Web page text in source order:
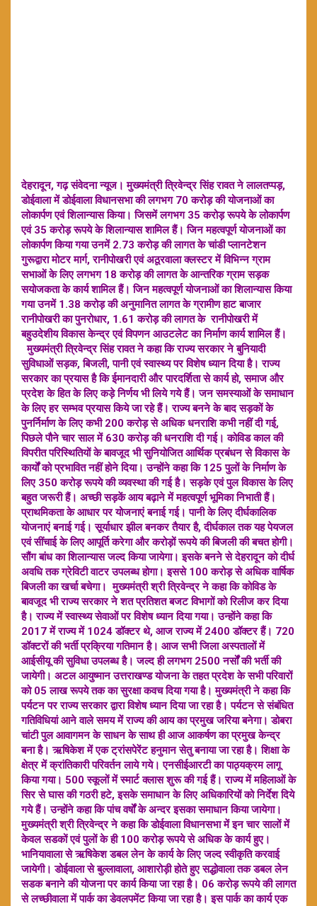
देहरादून, गढ़ संवेदना न्यूज। मुख्यमंत्री त्रिवेन्द्र सिंह रावत ने लालतप्पड़,
डोईवाला में डोईवाला विधानसभा की लगभग 70 करोड़ की योजनाओं का
लोकार्पण एवं शिलान्यास किया। जिसमें लगभग 35 करोड़ रूपये के लोकार्पण
एवं 35 करोड़ रूपये के शिलान्यास शामिल हैं। जिन महत्वपूर्ण योजनाओं का
लोकार्पण किया गया उनमें 2.73 करोड़ की लागत के चांडी प्लानटेशन
गुरूद्वारा मोटर मार्ग, रानीपोखरी एवं अठूरवाला क्लस्टर में विभिन्न ग्राम
सभाओं के लिए लगभग 18 करोड़ की लागत के आन्तरिक ग्राम सड़क
सयोजकता के कार्य शामिल हैं। जिन महत्वपूर्ण योजनाओं का शिलान्यास किया
गया उनमें 1.38 करोड़ की अनुमानित लागत के ग्रामीण हाट बाजार
रानीपोखरी का पुनरोधार, 1.61 करोड़ की लागत के रानीपोखरी में
बहुउदेशीय विकास केन्द्र एवं विपणन आउटलेट का निर्माण कार्य शामिल हैं।
मुख्यमंत्री त्रिवेन्द्र सिंह रावत ने कहा कि राज्य सरकार ने बुनियादी
सुविधाओं सड़क, बिजली, पानी एवं स्वास्थ्य पर विशेष ध्यान दिया है। राज्य
सरकार का प्रयास है कि ईमानदारी और पारदर्शिता से कार्य हो, समाज और
प्रदेश के हित के लिए कड़े निर्णय भी लिये गये हैं। जन समस्याओं के समाधान
के लिए हर सम्भव प्रयास किये जा रहे हैं। राज्य बनने के बाद सड़कों के
पुनर्निर्माण के लिए कभी 200 करोड़ से अधिक धनराशि कभी नहीं दी गई,
पिछले पौने चार साल में 630 करोड़ की धनराशि दी गई। कोविड काल की
विपरीत परिस्थितियों के बावजूद भी सुनियोजित आर्थिक प्रबंधन से विकास के
कार्यों को प्रभावित नहीं होने दिया। उन्होंने कहा कि 125 पुलों के निर्माण के
लिए 350 करोड़ रूपये की व्यवस्था की गई है। सड़के एवं पुल विकास के लिए
बहुत जरूरी हैं। अच्छी सड़कें आय बढ़ाने में महत्वपूर्ण भूमिका निभाती हैं।
प्राथमिकता के आधार पर योजनाएं बनाई गई। पानी के लिए दीर्घकालिक
योजनाएं बनाई गई। सूर्याधार झील बनकर तैयार है, दीर्घकाल तक यह पेयजल
एवं सींचाई के लिए आपूर्ति करेगा और करोड़ों रूपये की बिजली की बचत होगी।
सौंग बांध का शिलान्यास जल्द किया जायेगा। इसके बनने से देहरादून को दीर्घ
अवधि तक ग्रेविटी वाटर उपलब्ध होगा। इससे 100 करोड़ से अधिक वार्षिक
बिजली का खर्चा बचेगा। मुख्यमंत्री श्री त्रिवेन्द्र ने कहा कि कोविड के
बावजूद भी राज्य सरकार ने शत प्रतिशत बजट विभागों को रिलीज कर दिया
है। राज्य में स्वास्थ्य सेवाओं पर विशेष ध्यान दिया गया। उन्होंने कहा कि
2017 में राज्य में 1024 डॉक्टर थे, आज राज्य में 2400 डॉक्टर हैं। 720
डॉक्टरों की भर्ती प्रक्रिया गतिमान है। आज सभी जिला अस्पतालों में
आईसीयू की सुविधा उपलब्ध है। जल्द ही लगभग 2500 नर्सों की भर्ती की
जायेगी। अटल आयुष्मान उत्तराखण्ड योजना के तहत प्रदेश के सभी परिवारों
को 05 लाख रूपये तक का सुरक्षा कवच दिया गया है। मुख्यमंत्री ने कहा कि
पर्यटन पर राज्य सरकार द्वारा विशेष ध्यान दिया जा रहा है। पर्यटन से संबंधित
गतिविधियां आने वाले समय में राज्य की आय का प्रमुख जरिया बनेगा। डोबरा
चांटी पुल आवागमन के साधन के साथ ही आज आकर्षण का प्रमुख केन्द्र
बना है। ऋषिकेश में एक ट्रांसपेरेंट हनुमान सेतु बनाया जा रहा है। शिक्षा के
क्षेत्र में क्रांतिकारी परिवर्तन लाये गये। एनसीईआरटी का पाठ्यक्रम लागू
किया गया। 500 स्कूलों में स्मार्ट क्लास शुरू की गई हैं। राज्य में महिलाओं के
सिर से घास की गठरी हटे, इसके समाधान के लिए अधिकारियों को निर्देश दिये
गये हैं। उन्होंने कहा कि पांच वर्षों के अन्दर इसका समाधान किया जायेगा।
मुख्यमंत्री श्री त्रिवेन्द्र ने कहा कि डोईवाला विधानसभा में इन चार सालों में
केवल सडकों एवं पुलों के ही 100 करोड़ रूपये से अधिक के कार्य हुए।
भानियावाला से ऋषिकेश डबल लेन के कार्य के लिए जल्द स्वीकृति करवाई
जायेगी। डोईवाला से बुल्लावाला, आशारोड़ी होते हुए सद्धोवाला तक डबल लेन
सडक बनाने की योजना पर कार्य किया जा रहा है। 06 करोड़ रूपये की लागत
से लच्छीवाला में पार्क का डेवलपमेंट किया जा रहा है। इस पार्क का कार्य एक